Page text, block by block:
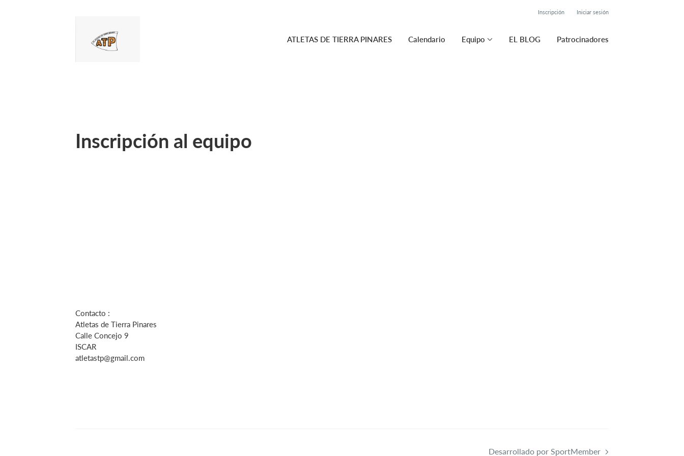
Inscripción Iniciar sesión
ATLETAS DE TIERRA PINARES Calendario Equipo EL BLOG Patrocinadores
Inscripción al equipo
Contacto :
Atletas de Tierra Pinares
Calle Concejo 9
ISCAR
atletastp@gmail.com
Desarrollado por SportMember